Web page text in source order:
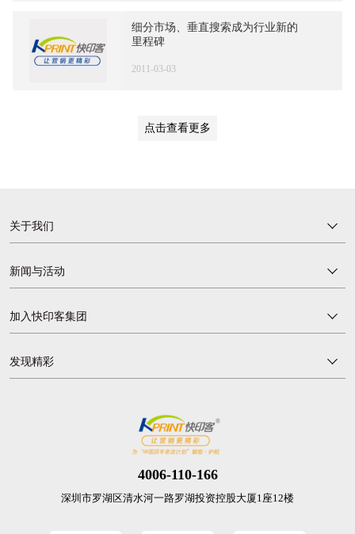
细分市场、垂直搜索成为行业新的
里程碑
2011-03-03
点击查看更多
4006-110-166
深圳市罗湖区清水河一路罗湖投资控股大厦1座12楼
关于我们
新闻与活动
加入快印客集团
发现精彩